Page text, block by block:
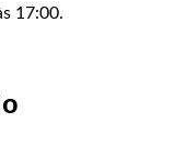
17:00.